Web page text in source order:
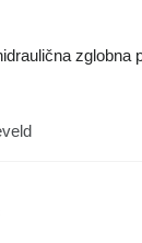
zglobna